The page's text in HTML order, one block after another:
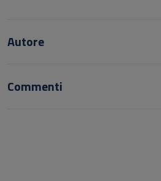
Autore
Commenti